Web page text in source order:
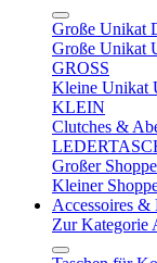
Große Unikat
Große Unikat
GROSS
Kleine Unikat
KLEIN
Clutches &
Großer
Kleiner
Accessoires &
Zur Kategorie